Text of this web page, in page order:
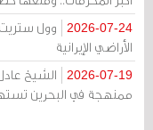
2026-07-24
وول ستريت
الأراضي الإيرانية
2026-07-19
الشيخ
ممنهجة في البحرين